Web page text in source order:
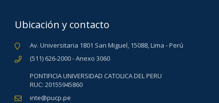
Ubicación y contacto
Av. Universitaria 1801 San Miguel, 15088, Lima - Perú
(511) 626-2000 - Anexo 3060
PONTIFICIA UNIVERSIDAD CATOLICA DEL PERU
RUC: 20155945860
inte@pucp.pe